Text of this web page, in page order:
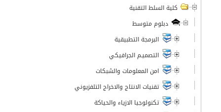
كلية السلط التقنية
دبلوم متوسط
البرمجة التطبيقية
التصميـم الجرافيكي
امن المعلومات والشبكات
تقنيات الانتاج والاخراج التلفزيوني
تكنولوجيا الازياء والحياكة